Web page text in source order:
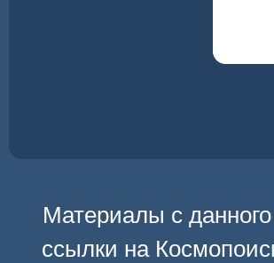
Материалы с
ссылки на